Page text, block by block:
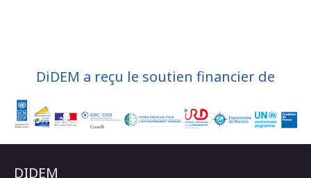
DiDEM a reçu le soutien financier de
DIDEM